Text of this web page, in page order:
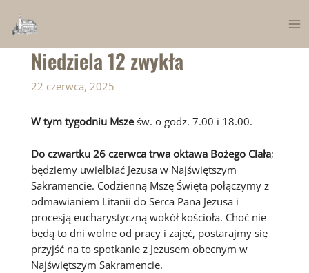
content
Niedziela 12 zwykła
22 czerwca, 2025
W tym tygodniu Msześw. o godz. 7.00 i 18.00.
Do czwartku 26 czerwca trwa oktawa Bożego Ciała;
będziemy uwielbiać Jezusa w Najświętszym
Sakramencie. Codzienną Mszę Świętą połączymy z
odmawianiem Litanii do Serca Pana Jezusa i
procesją eucharystyczną wokół kościoła. Choć nie
będą to dni wolne od pracy i zajęć, postarajmy się
przyjść na to spotkanie z Jezusem obecnym w
Najświętszym Sakramencie.